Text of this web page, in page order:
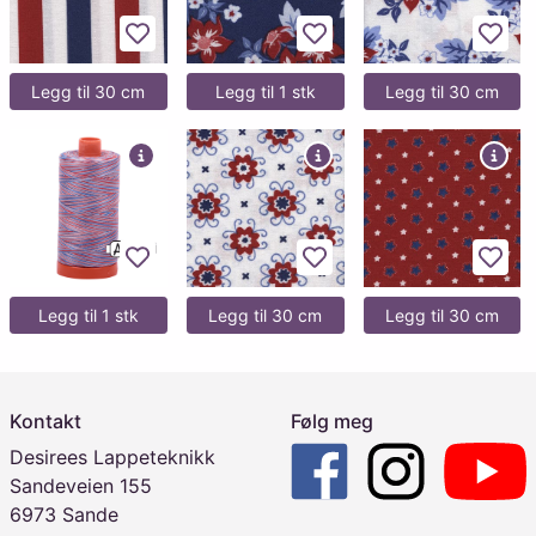
Legg til favoritter
Legg til 30 cm
Legg til favoritter
Legg til 1 stk Legg til 30 cm
Legg til favoritter
Legg til 1 stk
Legg til favoritter
Legg til 30 cm Legg til 30 cm
Kontakt
Desirees Lappeteknikk
Sandeveien 155
6973 Sande
Følg meg